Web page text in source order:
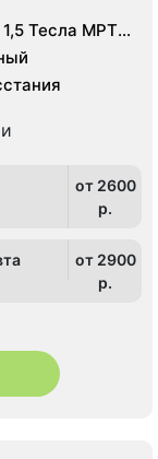
Тесла МРТ
Brilliance (64
УЗИ
от 2600
p.
от 2900
p.